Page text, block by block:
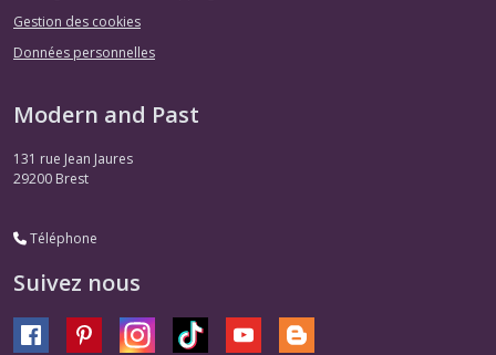
Gestion des cookies
Données personnelles
Modern and Past
131 rue Jean Jaures
29200 Brest
Téléphone
Suivez nous